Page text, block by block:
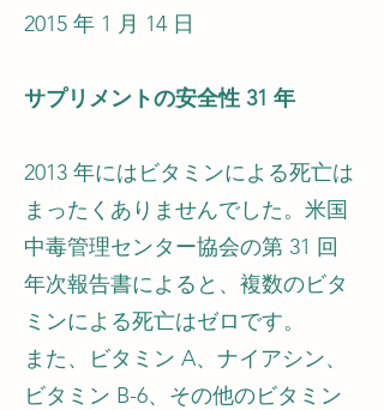
2015 年 1 月 14 日
サプリメントの安全性 31 年
2013 年にはビタミンによる死亡は
まったくありませんでした。米国
中毒管理センター協会の第 31 回
年次報告書によると、複数のビタ
ミンによる死亡はゼロです。
また、ビタミン A、ナイアシン、
ビタミン B-6、その他のビタミン